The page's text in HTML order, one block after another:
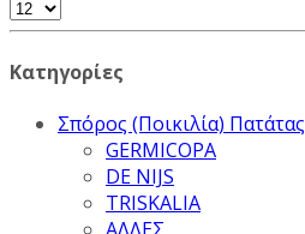
Κατηγορίες
Σπόρος (Ποικιλία) Πατάτας
GERMICOPA
DE NIJS
TRISKALIA